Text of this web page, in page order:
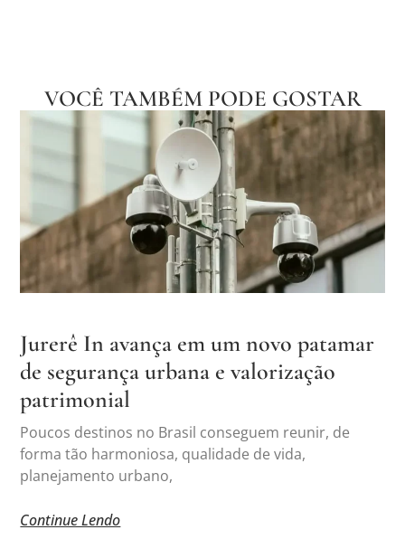
VOCÊ TAMBÉM PODE GOSTAR
Jurerê In avança em um novo patamar
de segurança urbana e valorização
patrimonial
Poucos destinos no Brasil conseguem reunir, de
forma tão harmoniosa, qualidade de vida,
planejamento urbano,
Continue Lendo